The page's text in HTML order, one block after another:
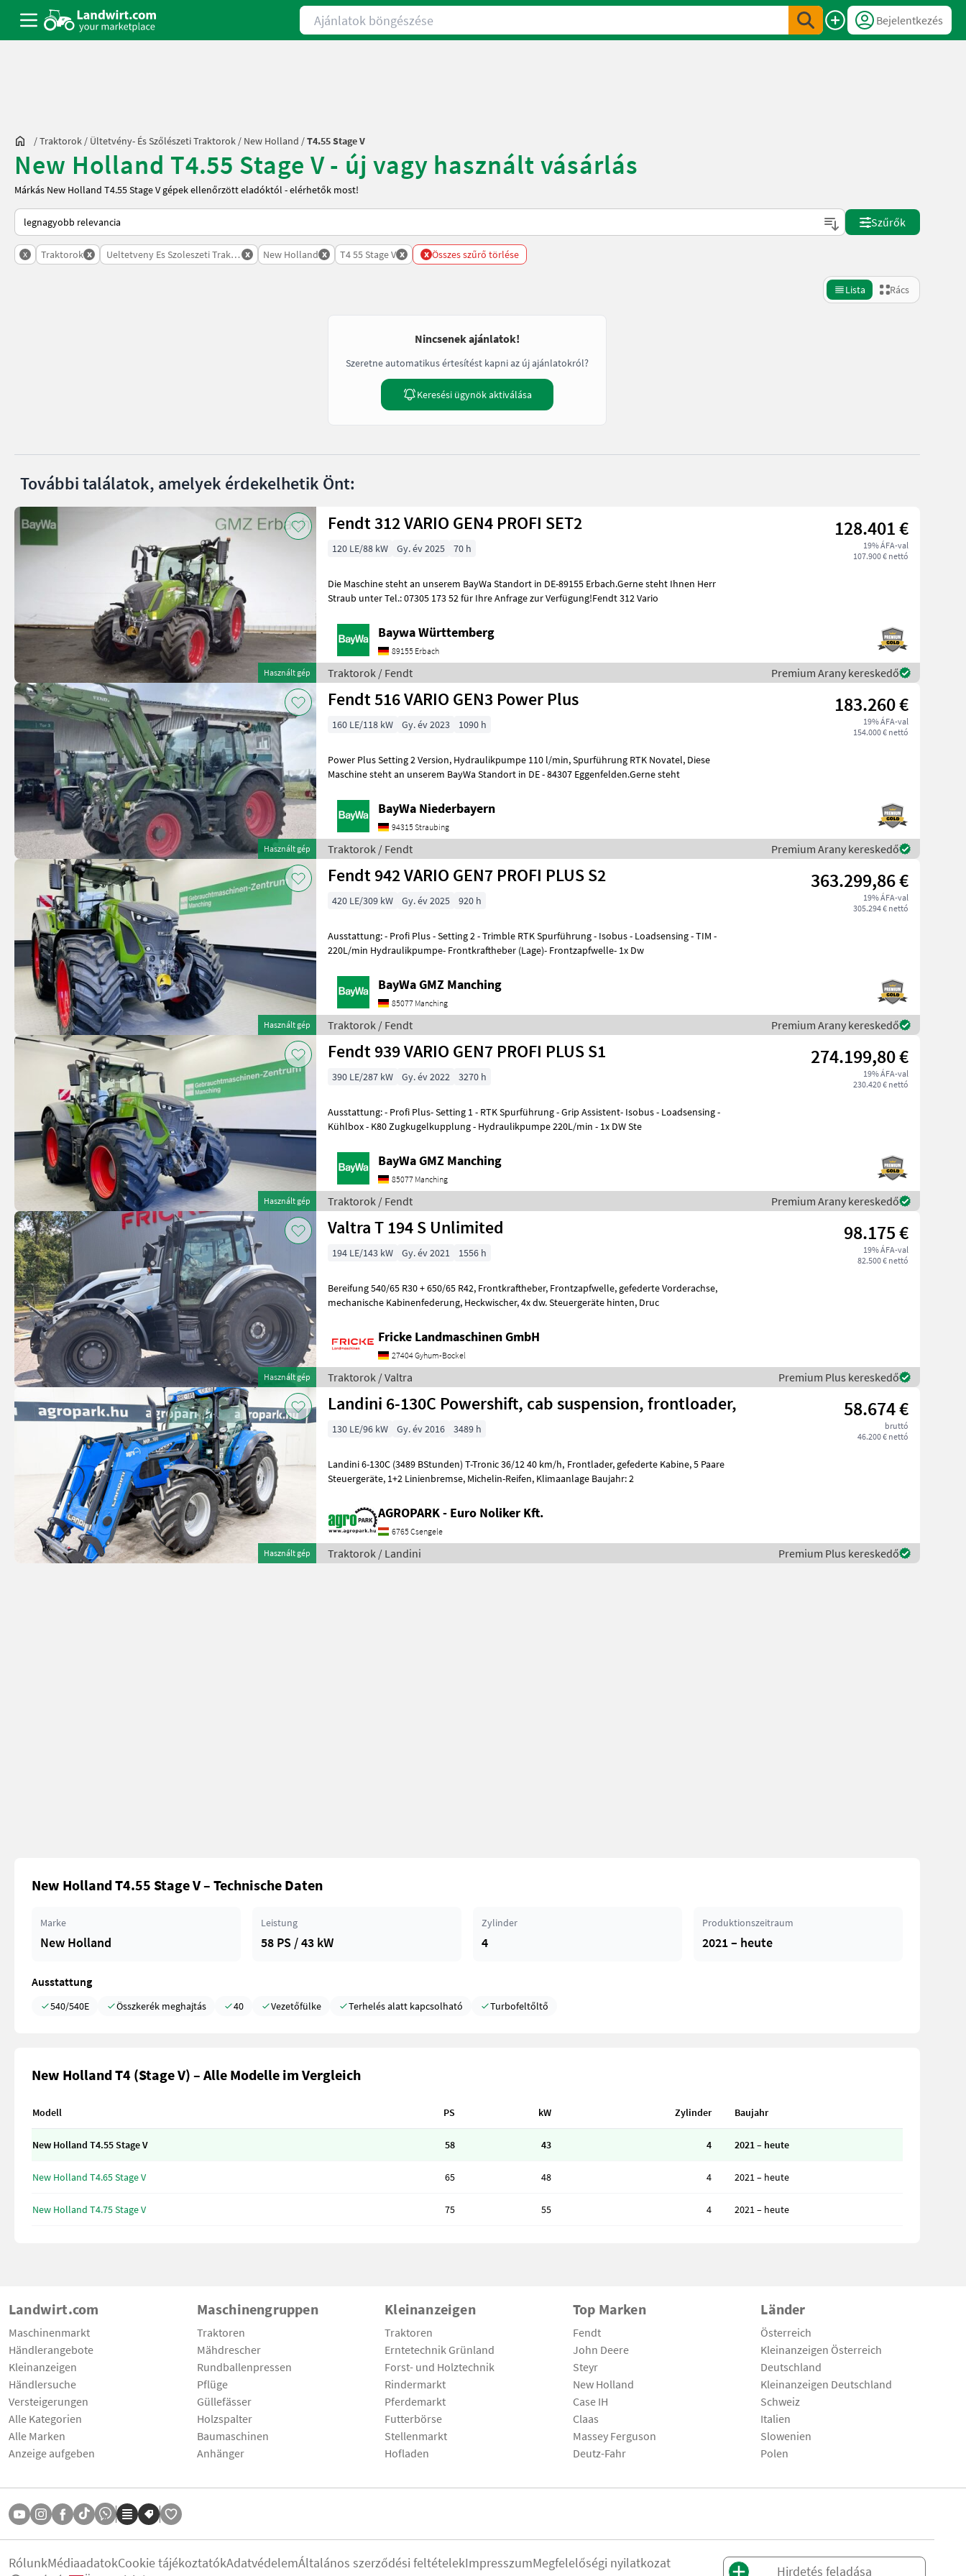
Ajánlatok böngészése
Bejelentkezés
/Traktorok / Ültetvény- És Szőlészeti Traktorok / New Holland /T4.55 Stage V
New Holland T4.55 Stage V - új vagy használt vásárlás
Márkás New Holland T4.55 Stage V gépek ellenőrzött eladóktól - elérhetők most!
Így van sorba rendezve a Landwirt.com-on
Szűrők
x Traktorok x Ueltetveny Es Szoleszeti Traktorok
x New Holland x T4 55 Stage V x x Összes szűrő törlése
Lista Rács
Nincsenek ajánlatok!
Szeretne automatikus értesítést kapni az új ajánlatokról?
Keresési ügynök aktiválása
További találatok, amelyek érdekelhetik Önt:
Használt gép
Fendt 312 VARIO GEN4 PROFI SET2 128.401 €
19% ÁFA-val
107.900 € nettó
120 LE/88 kW Gy. év 2025 70 h
Die Maschine steht an unserem BayWa Standort in DE-89155 Erbach.Gerne steht Ihnen Herr
Straub unter Tel.: 07305 173 52 für Ihre Anfrage zur Verfügung!Fendt 312 Vario
Baywa Württemberg
89155 Erbach
Traktorok / Fendt Premium Arany kereskedő
Használt gép
Fendt 516 VARIO GEN3 Power Plus 183.260 €
19% ÁFA-val
154.000 € nettó
160 LE/118 kW Gy. év 2023 1090 h
Power Plus Setting 2 Version, Hydraulikpumpe 110 l/min, Spurführung RTK Novatel, Diese
Maschine steht an unserem BayWa Standort in DE - 84307 Eggenfelden.Gerne steht
BayWa Niederbayern
94315 Straubing
Traktorok / Fendt Premium Arany kereskedő
Használt gép
Fendt 942 VARIO GEN7 PROFI PLUS S2 363.299,86 €
19% ÁFA-val
305.294 € nettó
420 LE/309 kW Gy. év 2025 920 h
Ausstattung: - Profi Plus - Setting 2 - Trimble RTK Spurführung - Isobus - Loadsensing - TIM -
220L/min Hydraulikpumpe- Frontkraftheber (Lage)- Frontzapfwelle- 1x Dw
BayWa GMZ Manching
85077 Manching
Traktorok / Fendt Premium Arany kereskedő
Használt gép
Fendt 939 VARIO GEN7 PROFI PLUS S1 274.199,80 €
19% ÁFA-val
230.420 € nettó
390 LE/287 kW Gy. év 2022 3270 h
Ausstattung: - Profi Plus- Setting 1 - RTK Spurführung - Grip Assistent- Isobus - Loadsensing -
Kühlbox - K80 Zugkugelkupplung - Hydraulikpumpe 220L/min - 1x DW Ste
BayWa GMZ Manching
85077 Manching
Traktorok / Fendt Premium Arany kereskedő
Használt gép
Valtra T 194 S Unlimited 98.175 €
19% ÁFA-val
82.500 € nettó
194 LE/143 kW Gy. év 2021 1556 h
Bereifung 540/65 R30 + 650/65 R42, Frontkraftheber, Frontzapfwelle, gefederte Vorderachse,
mechanische Kabinenfederung, Heckwischer, 4x dw. Steuergeräte hinten, Druc
Fricke Landmaschinen GmbH
27404 Gyhum-Bockel
Traktorok / Valtra Premium Plus kereskedő
Használt gép
Landini 6-130C Powershift, cab suspension, frontloader, 58.674 €
bruttó
46.200 € nettó
130 LE/96 kW Gy. év 2016 3489 h
Landini 6-130C (3489 BStunden) T-Tronic 36/12 40 km/h, Frontlader, gefederte Kabine, 5 Paare
Steuergeräte, 1+2 Linienbremse, Michelin-Reifen, Klimaanlage Baujahr: 2
AGROPARK - Euro Noliker Kft.
6765 Csengele
Traktorok / Landini Premium Plus kereskedő
New Holland T4.55 Stage V – Technische Daten
Marke
New Holland
Leistung
58 PS / 43 kW
Zylinder
4
Produktionszeitraum
2021 – heute
Ausstattung
540/540E Összkerék meghajtás 40 Vezetőfülke Terhelés alatt kapcsolható Turbofeltőltő
New Holland T4 (Stage V) – Alle Modelle im Vergleich
Modell PS kW Zylinder Baujahr
New Holland T4.55 Stage V 58 43 4 2021 – heute
New Holland T4.65 Stage V 65 48 4 2021 – heute
New Holland T4.75 Stage V 75 55 4 2021 – heute
Landwirt.com
Maschinenmarkt
Händlerangebote
Kleinanzeigen
Händlersuche
Versteigerungen
Alle Kategorien
Alle Marken
Anzeige aufgeben
Maschinengruppen
Traktoren
Mähdrescher
Rundballenpressen
Pflüge
Güllefässer
Holzspalter
Baumaschinen
Anhänger
Kleinanzeigen
Traktoren
Erntetechnik Grünland
Forst- und Holztechnik
Rindermarkt
Pferdemarkt
Futterbörse
Stellenmarkt
Hofladen
Top Marken
Fendt
John Deere
Steyr
New Holland
Case IH
Claas
Massey Ferguson
Deutz-Fahr
Länder
Österreich
Kleinanzeigen Österreich
Deutschland
Kleinanzeigen Deutschland
Schweiz
Italien
Slowenien
Polen
RólunkMédiaadatokCookie tájékoztatókAdatvédelemÁltalános szerződési feltételekImpresszumMegfelelőségi nyilatkozat
Hirdetés feladása